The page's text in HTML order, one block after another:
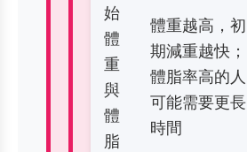
始
體
重
與
體
脂
體重越高，初
期減重越快；
體脂率高的人
可能需要更長
時間